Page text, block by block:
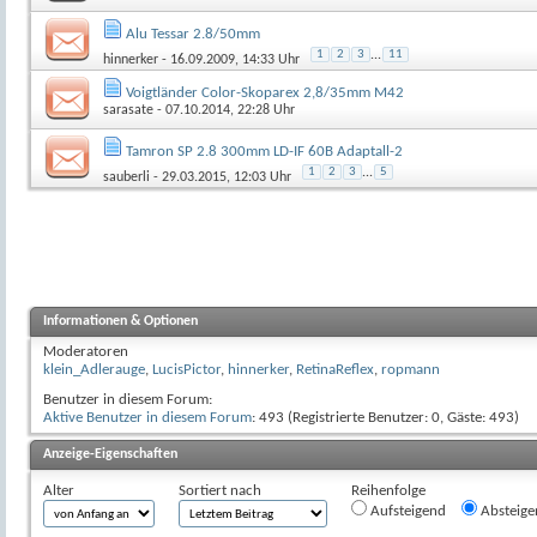
Alu Tessar 2.8/50mm
hinnerker - 16.09.2009, 14:33 Uhr 1 2 3 ... 11
Voigtländer Color-Skoparex 2,8/35mm M42
sarasate - 07.10.2014, 22:28 Uhr
Tamron SP 2.8 300mm LD-IF 60B Adaptall-2
sauberli - 29.03.2015, 12:03 Uhr 1 2 3 ... 5
Informationen & Optionen
Moderatoren
klein_Adlerauge, LucisPictor, hinnerker, RetinaReflex, ropmann
Benutzer in diesem Forum:
Aktive Benutzer in diesem Forum: 493 (Registrierte Benutzer: 0, Gäste: 493)
Anzeige-Eigenschaften
Alter Sortiert nach
Reihenfolge
Aufsteigend